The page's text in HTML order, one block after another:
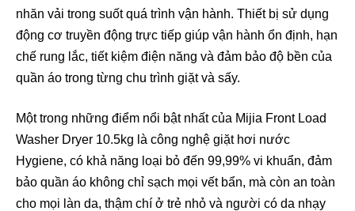
nhăn vải trong suốt quá trình vận hành. Thiết bị sử dụng
động cơ truyền động trực tiếp giúp vận hành ổn định, hạn
chế rung lắc, tiết kiệm điện năng và đảm bảo độ bền của
quần áo trong từng chu trình giặt và sấy.
Một trong những điểm nổi bật nhất của Mijia Front Load
Washer Dryer 10.5kg là công nghệ giặt hơi nước
Hygiene, có khả năng loại bỏ đến 99,99% vi khuẩn, đảm
bảo quần áo không chỉ sạch mọi vết bẩn, mà còn an toàn
cho mọi làn da, thậm chí ở trẻ nhỏ và người có da nhạy